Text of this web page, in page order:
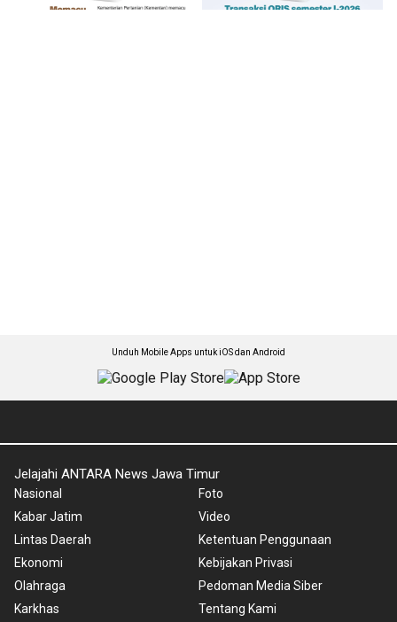
Unduh Mobile Apps untuk iOS dan Android
Jelajahi ANTARA News Jawa Timur
Nasional
Kabar Jatim
Lintas Daerah
Ekonomi
Olahraga
Karkhas
Foto
Video
Ketentuan Penggunaan
Kebijakan Privasi
Pedoman Media Siber
Tentang Kami